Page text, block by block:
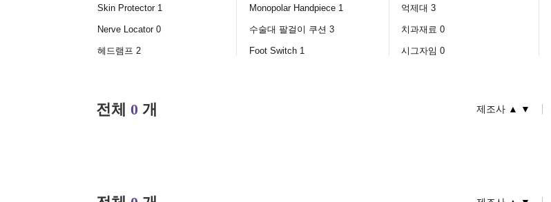
Skin Protector 1 Monopolar Handpiece 1 억제대 3
Nerve Locator 0 수술대 팔걸이 쿠션 3 치과재료 0
헤드램프 2 Foot Switch 1 시그자임 0
전체 0 개 제조사 ▲ ▼